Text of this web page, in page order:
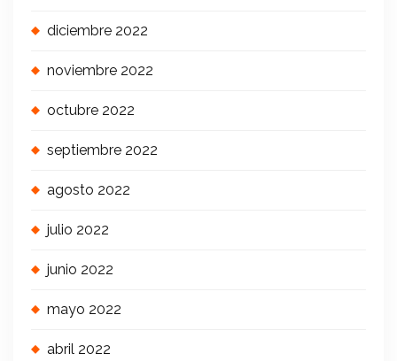
diciembre 2022
noviembre 2022
octubre 2022
septiembre 2022
agosto 2022
julio 2022
junio 2022
mayo 2022
abril 2022